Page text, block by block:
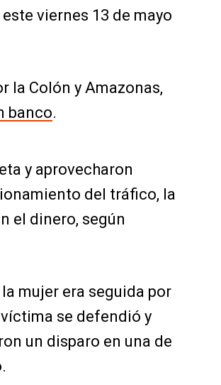
viernes 13 de mayo
la Colón y Amazonas,
banco.
y aprovecharon
del tráfico, la
el dinero, según
mujer era seguida por
se defendió y
un disparo en una de